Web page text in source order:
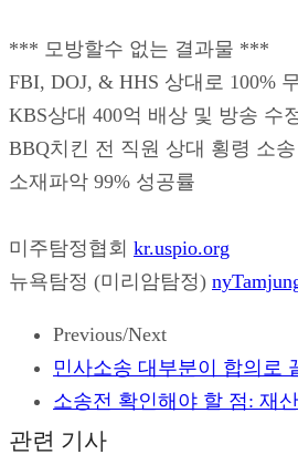
*** 모방할수 없는 결과물 ***
FBI, DOJ, & HHS 상대로 100%
KBS상대 400억 배상 및 방송 수
BBQ치킨 전 직원 상대 횡령 소
소재파악 99% 성공률
미주탐정협회 kr.uspio.org
뉴욕탐정 (미리암탐정)
Previous/Next
민사소송 대부분이 합의로
소송전 확인해야 할 점: 재
관련 기사